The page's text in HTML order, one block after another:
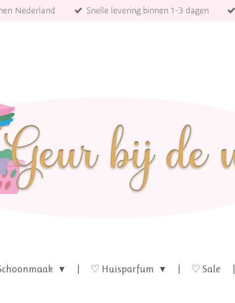
Nederland Snelle levering binnen 1-3 dagen
♡ Huisparfum ♡ Sale